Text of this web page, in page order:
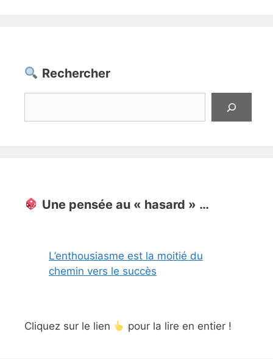
Rechercher
Une pensée au « hasard » …
L’enthousiasme est la moitié du
chemin vers le succès
Cliquez sur le lien pour la lire en entier !